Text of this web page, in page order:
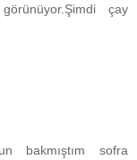
çay
bakmıştım sofra